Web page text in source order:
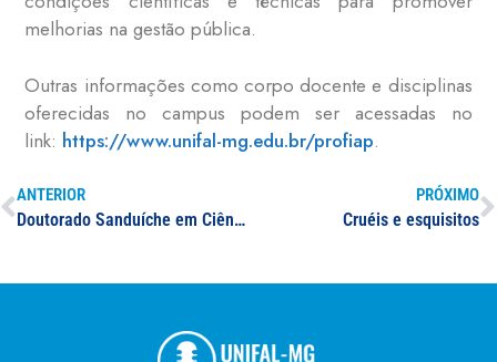
melhorias na gestão pública.
Outras informações como corpo docente e disciplinas
oferecidas no campus podem ser acessadas no
link: https://www.unifal-mg.edu.br/profiap.
ANTERIOR
Doutorado Sanduíche em Ciências Fisiológicas
PRÓXIMO
Cruéis e esquisitos